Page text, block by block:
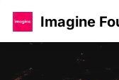
Imagine